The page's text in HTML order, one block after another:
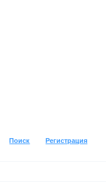
Поиск
Регистрация